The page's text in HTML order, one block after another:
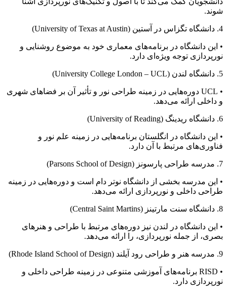
شوند.
4. دانشگاه تگزاس در آستین (University of Texas at Austin)
• این دانشگاه در برنامه‌های معماری خود به موضوع روشنایی و
نورپردازی توجه ویژه‌ای دارد.
5. دانشگاه لندن (University College London – UCL)
• UCL دوره‌هایی در زمینه طراحی نور و تأثیر آن بر فضاهای شهری
و داخلی ارائه می‌دهد.
6. دانشگاه ریدینگ (University of Reading)
• این دانشگاه در انگلستان برنامه‌هایی در زمینه علم نور و
فناوری‌های مرتبط با آن دارد.
7. مدرسه طراحی پارسونز (Parsons School of Design)
• این مدرسه بخشی از دانشگاه نوتر دام است و دوره‌هایی در زمینه
طراحی داخلی و نورپردازی ارائه می‌دهد.
8. دانشگاه سنت مارتینز (Central Saint Martins)
• این دانشگاه در لندن نیز دوره‌های مرتبط با طراحی و هنرهای
بصری، از جمله نورپردازی، را ارائه می‌دهد.
9. مدرسه هنر و طراحی رود آیلند (Rhode Island School of Design)
• RISD برنامه‌های آموزشی متنوعی در زمینه طراحی داخلی و
نورپردازی دارد.